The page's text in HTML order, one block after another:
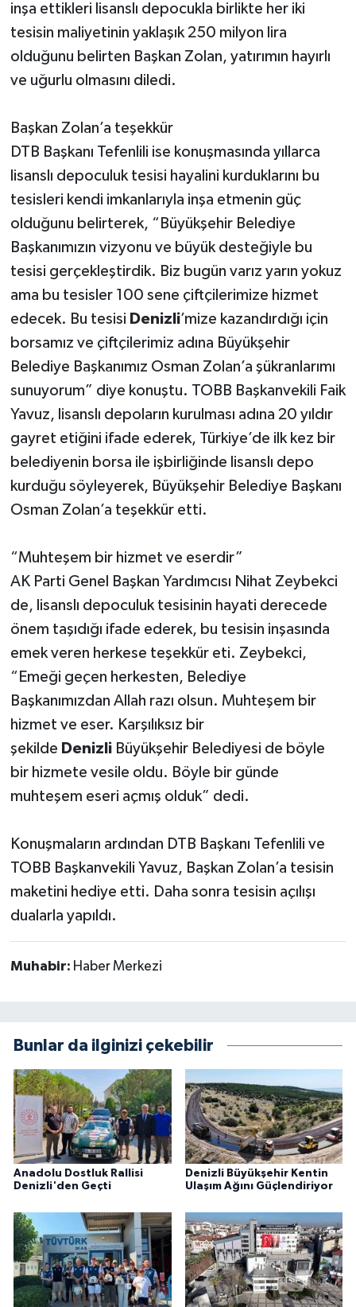
inşa ettikleri lisanslı depocukla birlikte her iki
tesisin maliyetinin yaklaşık 250 milyon lira
olduğunu belirten Başkan Zolan, yatırımın hayırlı
ve uğurlu olmasını diledi.
Başkan Zolan’a teşekkür
DTB Başkanı Tefenlili ise konuşmasında yıllarca
lisanslı depoculuk tesisi hayalini kurduklarını bu
tesisleri kendi imkanlarıyla inşa etmenin güç
olduğunu belirterek, “Büyükşehir Belediye
Başkanımızın vizyonu ve büyük desteğiyle bu
tesisi gerçekleştirdik. Biz bugün varız yarın yokuz
ama bu tesisler 100 sene çiftçilerimize hizmet
edecek. Bu tesisi Denizli’mize kazandırdığı için
borsamız ve çiftçilerimiz adına Büyükşehir
Belediye Başkanımız Osman Zolan’a şükranlarımı
sunuyorum” diye konuştu. TOBB Başkanvekili Faik
Yavuz, lisanslı depoların kurulması adına 20 yıldır
gayret etiğini ifade ederek, Türkiye’de ilk kez bir
belediyenin borsa ile işbirliğinde lisanslı depo
kurduğu söyleyerek, Büyükşehir Belediye Başkanı
Osman Zolan’a teşekkür etti.
“Muhteşem bir hizmet ve eserdir”
AK Parti Genel Başkan Yardımcısı Nihat Zeybekci
de, lisanslı depoculuk tesisinin hayati derecede
önem taşıdığı ifade ederek, bu tesisin inşasında
emek veren herkese teşekkür eti. Zeybekci,
“Emeği geçen herkesten, Belediye
Başkanımızdan Allah razı olsun. Muhteşem bir
hizmet ve eser. Karşılıksız bir
şekilde DenizliBüyükşehir Belediyesi de böyle
bir hizmete vesile oldu. Böyle bir günde
muhteşem eseri açmış olduk” dedi.
Konuşmaların ardından DTB Başkanı Tefenlili ve
TOBB Başkanvekili Yavuz, Başkan Zolan’a tesisin
maketini hediye etti. Daha sonra tesisin açılışı
dualarla yapıldı.
Muhabir: Haber Merkezi
Bunlar da ilginizi çekebilir
Anadolu Dostluk Rallisi
Denizli'den Geçti
Denizli Büyükşehir Kentin
Ulaşım Ağını Güçlendiriyor